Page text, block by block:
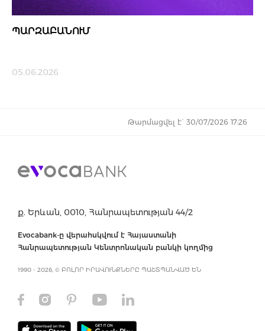
ՊԱՐԶԱԲԱՆՈՒՄ
05.06.2026
Թարմացվել է` 30/07/2026 17:26
ք. Երևան, 0010, Հանրապետության 44/2
Evocabank-ը վերահսկվում է Հայաստանի
Հանրապետության Կենտրոնական բանկի կողմից
1990 - 2026, © ԲՈԼՈՐ ԻՐԱՎՈՒՆՔՆԵՐԸ ՊԱՇՏՊԱՆՎԱԾ ԵՆ